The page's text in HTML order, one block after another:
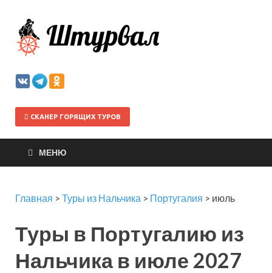
СКАНЕР ГОРЯЩИХ ТУРОВ
МЕНЮ
Главная > Туры из Нальчика > Португалия > июль
Туры в Португалию из
Нальчика в июле 2027